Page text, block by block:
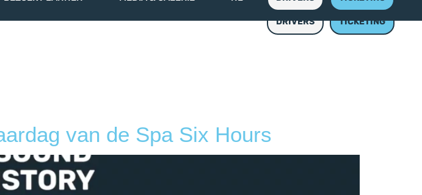
BEZOEK PLANNEN MEDIA & GALERIE NL DRIVERS TICKETING
van de Spa Six Hours